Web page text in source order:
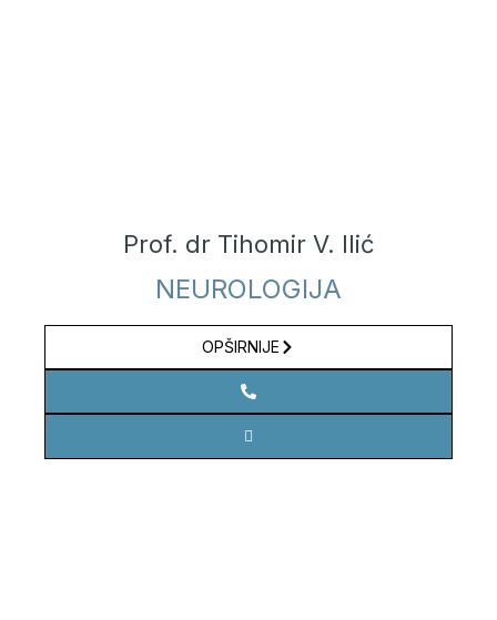
Prof. dr Tihomir V. Ilić
NEUROLOGIJA
OPŠIRNIJE